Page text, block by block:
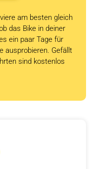
am besten gleich
das Bike in deiner
ein paar Tage für
ausprobieren. Gefällt
sind kostenlos